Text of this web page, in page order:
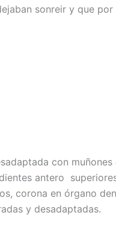
sonreir y que
con
antero
corona en órgano
y desadaptadas.